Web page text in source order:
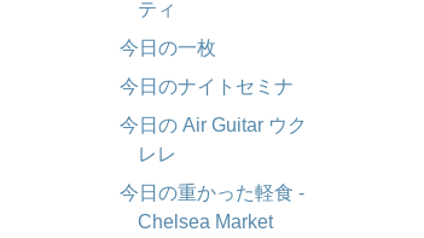
ティ
今日の一枚
今日のナイトセミナ
今日の Air Guitar ウク
レレ
今日の重かった軽食 -
Chelsea Market